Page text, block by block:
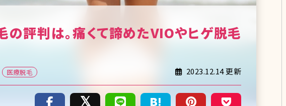
の評判は。痛くて諦めたVIOやヒゲ脱毛
医療脱毛 2023.12.14 更新